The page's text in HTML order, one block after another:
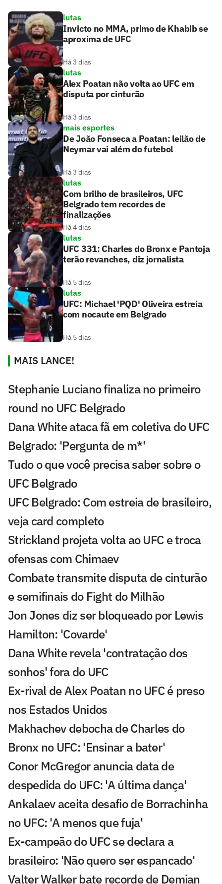
lutas
Invicto no MMA, primo de Khabib se
aproxima de UFC
Há 3 dias
lutas
Alex Poatan não volta ao UFC em
disputa por cinturão
Há 3 dias
mais esportes
De João Fonseca a Poatan: leilão de
Neymar vai além do futebol
Há 3 dias
lutas
Com brilho de brasileiros, UFC
Belgrado tem recordes de
finalizações
Há 4 dias
lutas
UFC 331: Charles do Bronx e Pantoja
terão revanches, diz jornalista
Há 5 dias
lutas
UFC: Michael 'PQD' Oliveira estreia
com nocaute em Belgrado
Há 5 dias
MAIS LANCE!
Stephanie Luciano finaliza no primeiro
round no UFC Belgrado
Dana White ataca fã em coletiva do UFC
Belgrado: 'Pergunta de m*'
Tudo o que você precisa saber sobre o
UFC Belgrado
UFC Belgrado: Com estreia de brasileiro,
veja card completo
Strickland projeta volta ao UFC e troca
ofensas com Chimaev
Combate transmite disputa de cinturão
e semifinais do Fight do Milhão
Jon Jones diz ser bloqueado por Lewis
Hamilton: 'Covarde'
Dana White revela 'contratação dos
sonhos' fora do UFC
Ex-rival de Alex Poatan no UFC é preso
nos Estados Unidos
Makhachev debocha de Charles do
Bronx no UFC: 'Ensinar a bater'
Conor McGregor anuncia data de
despedida do UFC: 'A última dança'
Ankalaev aceita desafio de Borrachinha
no UFC: 'A menos que fuja'
Ex-campeão do UFC se declara a
brasileiro: 'Não quero ser espancado'
Valter Walker bate recorde de Demian